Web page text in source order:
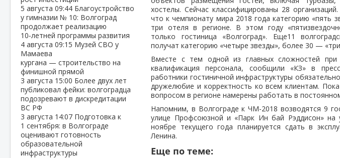
5 августа 09:44 Благоустройство
у гимназии № 10: Волгоград
продолжает реализацию
10‑летней программы развития
4 августа 09:15 Музей СВО у
Мамаева
кургана — строительство на
финишной прямой
3 августа 15:00 Более двух лет
публиковал фейки: волгоградца
подозревают в дискредитации
ВС РФ
3 августа 14:07 Подготовка к
1 сентября: в Волгограде
оценивают готовность
образовательной
инфраструктуры
хостелы. Сейчас классифицированы 28
что к чемпионату мира 2018 года категорию «пять
три отеля в регионе. В этом году
только гостиница «Волгоград». Еще11
получат категорию «четыре звезды», более 30 —
Вместе с тем одной из главных сложностей при
квалификация персонала, сообщили «КЗ» в
работники гостиничной инфраструктуры
дружелюбие и корректность ко всем клиентам.
вопросом в регионе намерены работать в
Напомним, в Волгограде к ЧМ-2018 возводятся 9
улице Профсоюзной и «Парк Ин бай Рэддисон»
ноябре текущего года планируется сдать в
Ленина.
Еще по теме: